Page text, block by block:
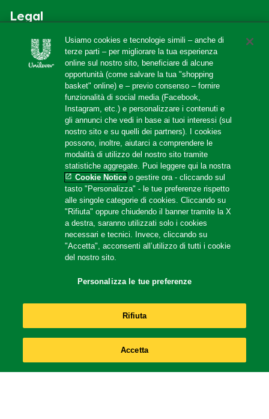
Legal
Accessibilità
Cookie Notice
PRIVACY NOTICE
Cookie Settings
Privacy Policy Social Media
Info e note legali
Localizzatore di negozi
Usiamo cookies e tecnologie simili – anche di
terze parti – per migliorare la tua esperienza
online sul nostro sito, beneficiare di alcune
opportunità (come salvare la tua "shopping
basket" online) e – previo consenso – fornire
funzionalità di social media (Facebook,
Instagram, etc.) e personalizzare i contenuti e
gli annunci che vedi in base ai tuoi interessi (sul
nostro sito e su quelli dei partners). I cookies
possono, inoltre, aiutarci a comprendere le
modalità di utilizzo del nostro sito tramite
statistiche aggregate. Puoi leggere qui la nostra
Cookie Notice o gestire ora - cliccando sul
tasto "Personalizza" - le tue preferenze rispetto
alle singole categorie di cookies. Cliccando su
"Rifiuta" oppure chiudendo il banner tramite la X
a destra, saranno utilizzati solo i cookies
necessari e tecnici. Invece, cliccando su
"Accetta", acconsenti all’utilizzo di tutti i cookie
del nostro sito.
Personalizza le tue preferenze
Rifiuta
Accetta